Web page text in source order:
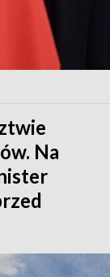
Na